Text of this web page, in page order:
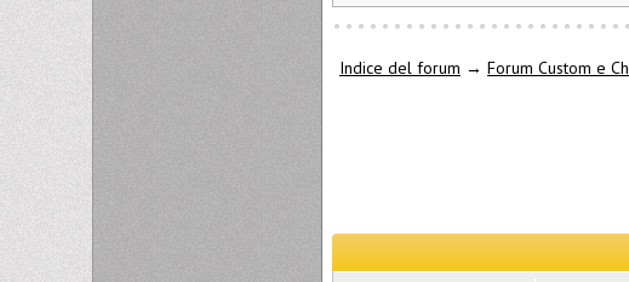
Indice del forum → Forum Custom e